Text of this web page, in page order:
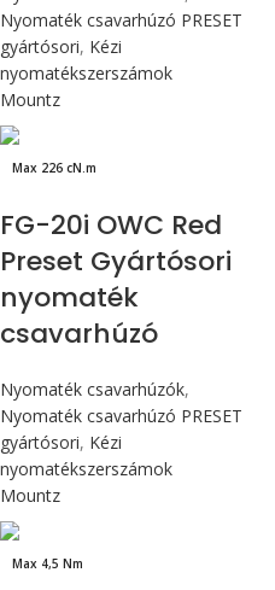
Nyomaték csavarhúzó PRESET
gyártósori, Kézi
nyomatékszerszámok
Mountz
Max 226 cN.m
FG-20i OWC Red
Preset Gyártósori
nyomaték
csavarhúzó
Nyomaték csavarhúzók,
Nyomaték csavarhúzó PRESET
gyártósori, Kézi
nyomatékszerszámok
Mountz
Max 4,5 Nm